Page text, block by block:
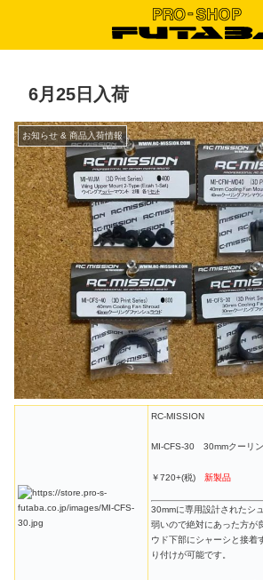
6月25日入荷
お知らせ & 商品入荷情報
RC-MISSION
MI-CFS-30 30mmクーリ
￥720+(税) 新製品
30mmに専用設計されたシ
弱いので絶対にあった方が
ウド下部にシャーシと接着
り付けが可能です。